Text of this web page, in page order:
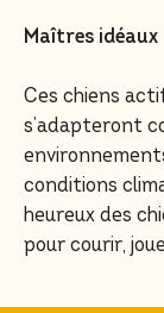
Maîtres idéaux
Ces chiens
s’adapteront
conditions
heureux des
pour courir,